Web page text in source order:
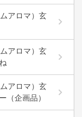
アロマ）玄
アロマ）玄
アロマ）玄
（企画品）